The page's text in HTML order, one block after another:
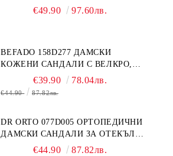
ЗА ГИПСИРАН ИЛИ СВРЪХ
€49.90 97.60лв.
BEFADO 158D277 ДАМСКИ
КОЖЕНИ САНДАЛИ С ВЕЛКРО,
€39.90 78.04лв.
€44.90 87.82лв.
DR ORTO 077D005 ОРТОПЕДИЧНИ
ДАМСКИ САНДАЛИ ЗА ОТЕКЪЛ
КРАК, БЕЖОВИ
€44.90 87.82лв.